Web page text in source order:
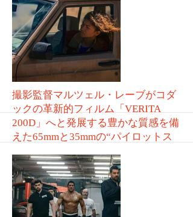
More
撮影監督マルツェル・レーブがコダ
ックの革新的フィルム「VERITA
200D」へと発展する豊かな質感を備
えた65mmと35mmの“パイロットス
EUPHORIA』シーズン3
VOL.264